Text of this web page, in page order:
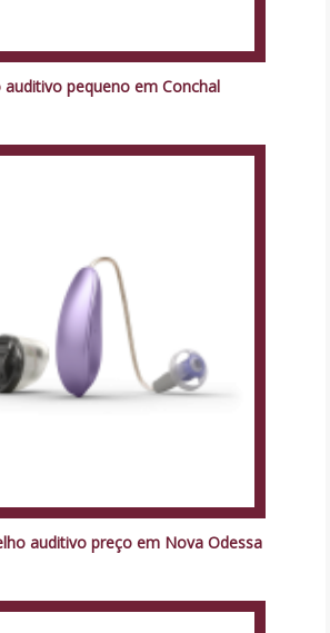
auditivo pequeno em Conchal
auditivo preço em Nova Odessa